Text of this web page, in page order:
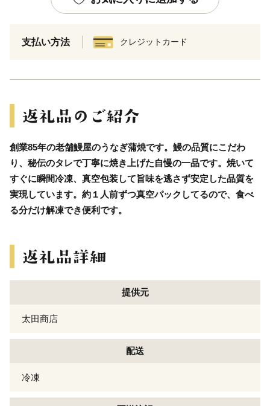
支払い方法 クレジットカード
創業85年の老舗鰻屋のうなぎ蒲焼です。鰻の品質にこだわ
り、秘伝のタレで丁寧に焼き上げた自慢の一品です。焼いて
すぐに瞬間冷凍、真空包装して旨味を逃さず安定した品質を
実現しています。約１人前ずつ真空パックしてるので、食べ
る分だけ解凍でき便利です。
提供元
太田商店
配送
冷凍